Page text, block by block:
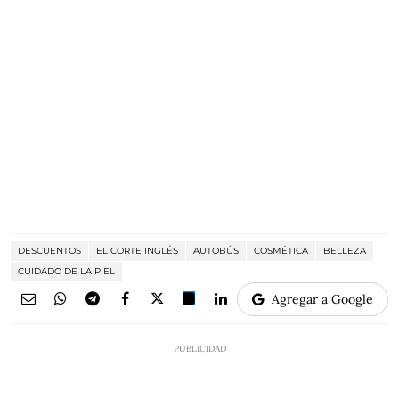
DESCUENTOS EL CORTE INGLÉS AUTOBÚS COSMÉTICA
BELLEZA
CUIDADO DE LA PIEL
Agregar a Google